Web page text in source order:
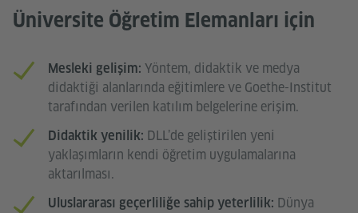
Üniversite Öğretim Elemanları için
Mesleki gelişim: Yöntem, didaktik ve medya
didaktiği alanlarında eğitimlere ve Goethe-Institut
tarafından verilen katılım belgelerine erişim.
Didaktik yenilik: DLL’de geliştirilen yeni
yaklaşımların kendi öğretim uygulamalarına
aktarılması.
Uluslararası geçerliliğe sahip yeterlilik: Dünya